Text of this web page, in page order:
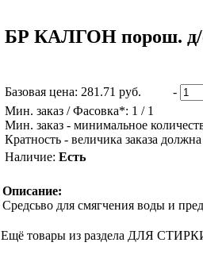
БР КАЛГОН порош. д/
Базовая цена: 281.71 руб. -
Мин. заказ / Фасовка*: 1 / 1
Мин. заказ - минимальное
Кратность - величика заказа
Наличие: Есть
Описание:
Средсьво для смягчения воды и
Ещё товары из раздела ДЛЯ